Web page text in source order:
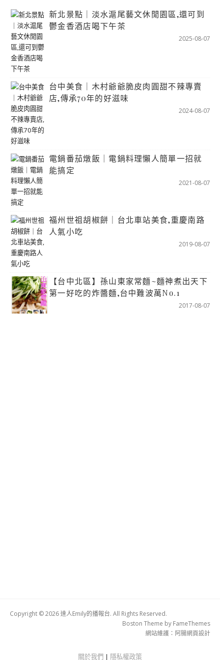
新北景點｜淡水滬尾藝文休閒園區,還可到
鬱金香酒店喝下午茶
2025-08-07
台中美食｜木村爺爺脆皮肉圓甜不辣專賣
店,傳承70年的好滋味
2024-08-07
電鍋番茄燉飯｜電鍋料理懶人簡單一招就
能搞定
2021-08-07
福州世祖胡椒餅｜台北車站美食,重慶南路
人氣小吃
2019-08-07
【台中北區】孫山東家常麵~麵神煮出天下
第一好吃的炸醬麵,台中難波萬No.1
2017-08-07
Copyright © 2026 達人Emily的播報台. All Rights Reserved.
Boston Theme by FameThemes
網站維護： 阿腸網頁設計
關於我們 | 隱私權政策